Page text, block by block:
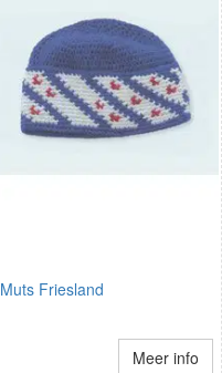
Muts Friesland
Meer info